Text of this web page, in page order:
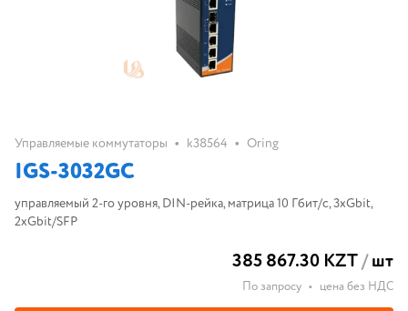
Управляемые коммутаторы • k38564 • Oring
IGS-3032GC
управляемый 2-го уровня, DIN-рейка, матрица 10 Гбит/с, 3xGbit,
2xGbit/SFP
385 867.30 KZT/шт
По запросу • цена без НДС